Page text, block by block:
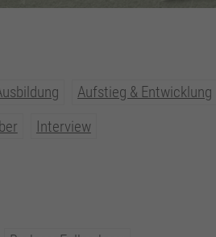
Aufstieg & Entwicklung
Interview